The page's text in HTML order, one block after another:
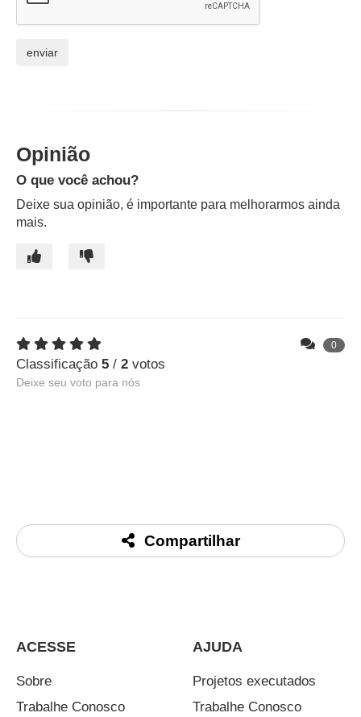
Opinião
O que você achou?
Deixe sua opinião, é importante para melhorarmos ainda
mais.
0
Classificação 5 / 2 votos
Deixe seu voto para nós
Compartilhar
ACESSE
Sobre
Trabalhe Conosco
AJUDA
Projetos executados
Trabalhe Conosco